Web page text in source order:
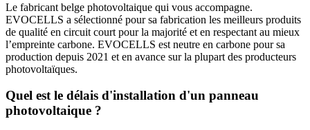
Le fabricant belge photovoltaique qui vous accompagne.
EVOCELLS a sélectionné pour sa fabrication les meilleurs produits
de qualité en circuit court pour la majorité et en respectant au mieux
l’empreinte carbone. EVOCELLS est neutre en carbone pour sa
production depuis 2021 et en avance sur la plupart des producteurs
photovoltaïques.
Quel est le délais d'installation d'un panneau
photovoltaique ?